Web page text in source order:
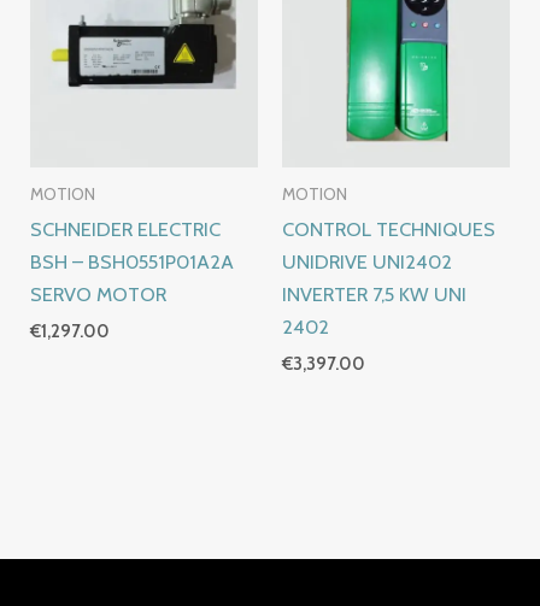
MOTION
SCHNEIDER ELECTRIC
BSH – BSH0551P01A2A
SERVO MOTOR
€1,297.00
MOTION
CONTROL TECHNIQUES
UNIDRIVE UNI2402
INVERTER 7,5 KW UNI
2402
€3,397.00